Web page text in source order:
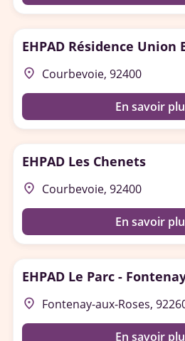
EHPAD Résidence Union
place Courbevoie, 92400
En savoir
EHPAD Les Chenets
place Courbevoie, 92400
En savoir
EHPAD Le Parc -
place Fontenay-aux-Roses,
En savoir